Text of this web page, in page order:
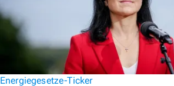
Energiegesetze-Ticker